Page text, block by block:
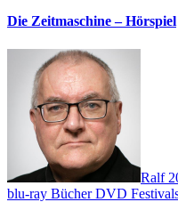
Die Zeitmaschine – Hörspiel
Ralf
blu-ray BücherDVD